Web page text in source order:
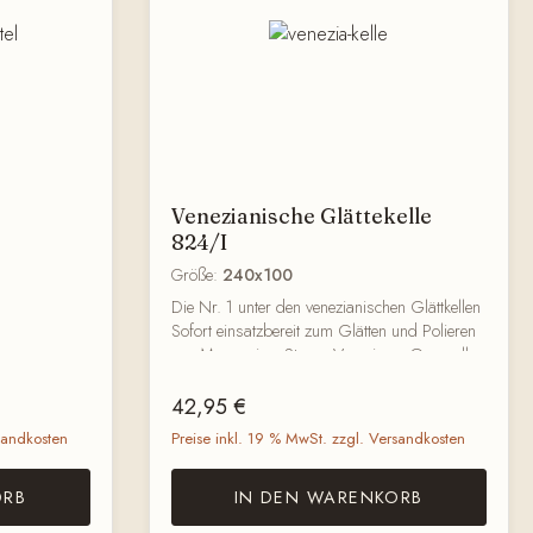
Winkel
Venezianische Glättekelle
824/I
Größe: 240x100
Die Nr. 1 unter den venezianischen Glättkellen
Sofort einsatzbereit zum Glätten und Polieren
von Marmorino, Stucco Veneziano, Grassello
aus einer speziellen INOX-Legierung, um
Metallabriebspuren effektiv zu minimieren.
Absolut rostfrei. Mit hochflexiblem Kellenblatt
Abgerundete Ecken gegen Kratzer und Riefen
Oval geschliffenes, exzellent poliertes
Kantenprofil Inklusive praktischem
Regulärer Preis:
42,95 €
Preise inkl. 19 % MwSt. zzgl. Versandkosten
IN DEN WARENKORB